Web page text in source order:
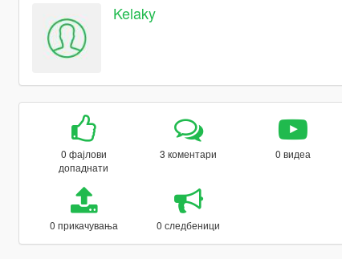
Kelaky
0 фајлови
допаднати
3 коментари 0 видеа
0 прикачувања 0 следбеници